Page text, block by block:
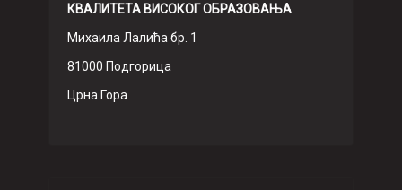
КВАЛИТЕТА ВИСОКОГ ОБРАЗОВАЊА
Михаила Лалића бр. 1
81000 Подгорица
Црна Гора